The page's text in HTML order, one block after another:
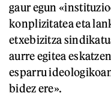
gaur egun
konplizitatea eta
etxebizitza
aurre egitea
esparru
bidez ere».